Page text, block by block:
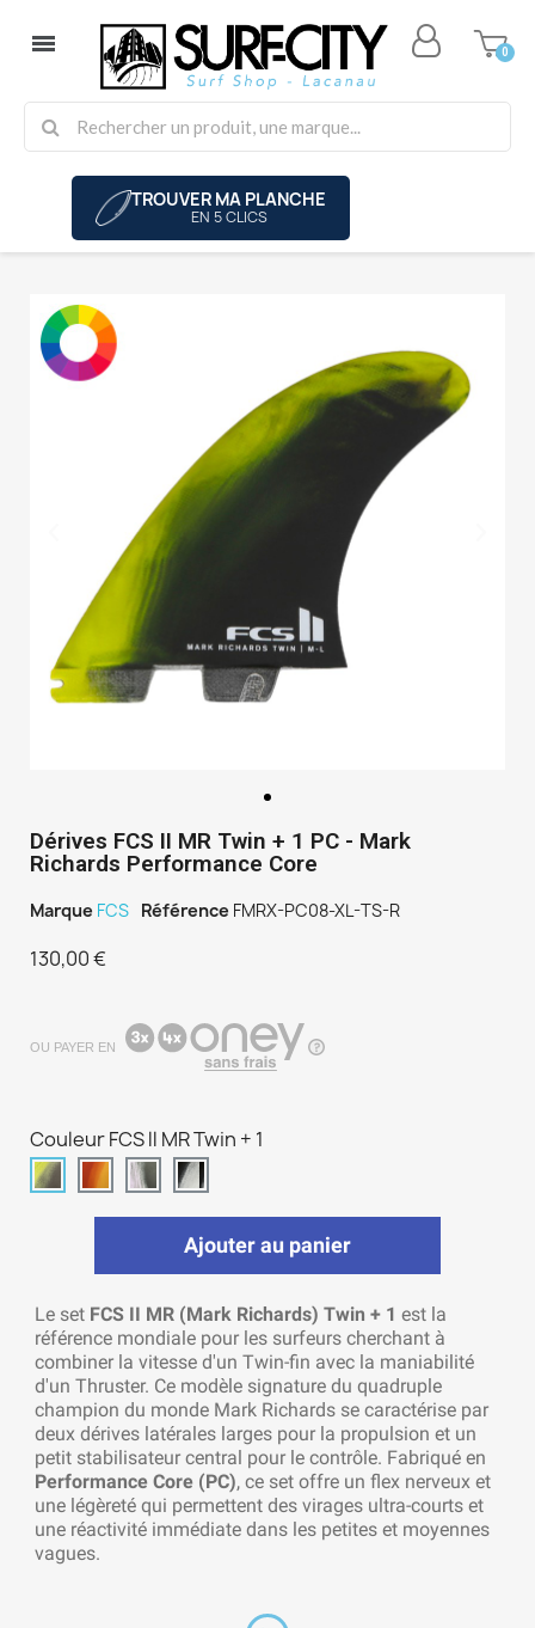
TROUVER MA PLANCHE
EN 5 CLICS
Dérives FCS II MR Twin + 1 PC - Mark
Richards Performance Core
Marque FCS Référence FMRX-PC08-XL-TS-R
130,00 €
OU PAYER EN
Couleur FCS ll MR Twin + 1
Ajouter au panier
Le set FCS II MR (Mark Richards) Twin + 1 est la
référence mondiale pour les surfeurs cherchant à
combiner la vitesse d'un Twin-fin avec la maniabilité
d'un Thruster. Ce modèle signature du quadruple
champion du monde Mark Richards se caractérise par
deux dérives latérales larges pour la propulsion et un
petit stabilisateur central pour le contrôle. Fabriqué en
Performance Core (PC), ce set offre un flex nerveux et
une légèreté qui permettent des virages ultra-courts et
une réactivité immédiate dans les petites et moyennes
vagues.